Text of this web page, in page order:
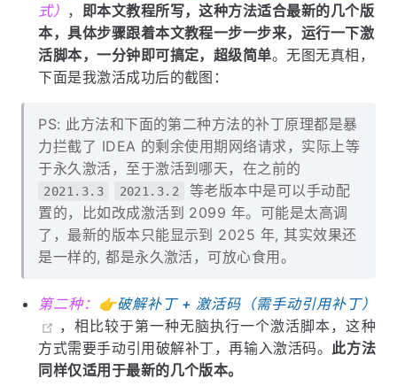
式） ， 即本文教程所写，这种方法适合最新的几个版
本，具体步骤跟着本文教程一步一步来，运行一下激
活脚本，一分钟即可搞定，超级简单。无图无真相，
下面是我激活成功后的截图：
PS: 此方法和下面的第二种方法的补丁原理都是暴
力拦截了 IDEA 的剩余使用期网络请求，实际上等
于永久激活，至于激活到哪天，在之前的
2021.3.3 2021.3.2
等老版本中是可以手动配
置的，比如改成激活到 2099 年。可能是太高调
了，最新的版本只能显示到 2025 年, 其实效果还
是一样的, 都是永久激活，可放心食用。
第二种：👉破解补丁 + 激活码（需手动引用补丁）
，相比较于第一种无脑执行一个激活脚本，这种
方式需要手动引用破解补丁，再输入激活码。此方法
同样仅适用于最新的几个版本。